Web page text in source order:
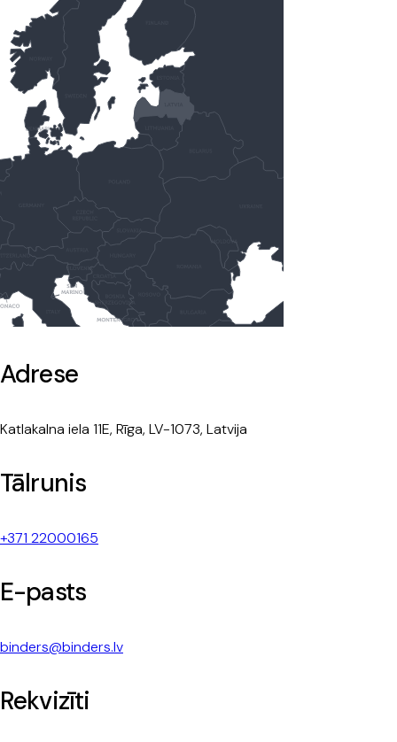
Adrese
Katlakalna iela 11E, Rīga, LV-1073, Latvija
Tālrunis
+371 22000165
E-pasts
binders@binders.lv
Rekvizīti